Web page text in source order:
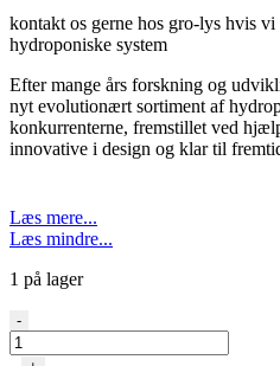
kontakt os gerne hos gro-lys hvis
hydroponiske system
Efter mange års forskning og
nyt evolutionært sortiment af
konkurrenterne, fremstillet ved
innovative i design og klar til
Læs mere...
Læs mindre...
1 på lager
Alien
Rain
-